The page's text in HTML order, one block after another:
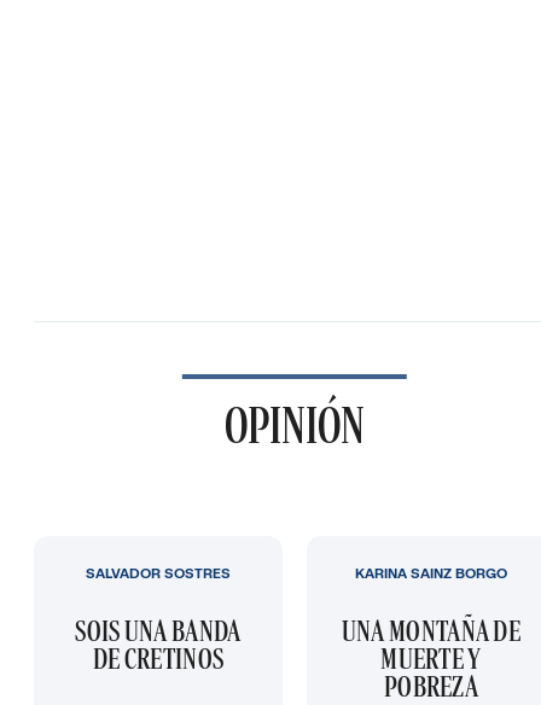
OPINIÓN
SOIS UNA BANDA
DE CRETINOS
SALVADOR SOSTRES
UNA MONTAÑA DE
MUERTE Y
POBREZA
KARINA SAINZ BORGO